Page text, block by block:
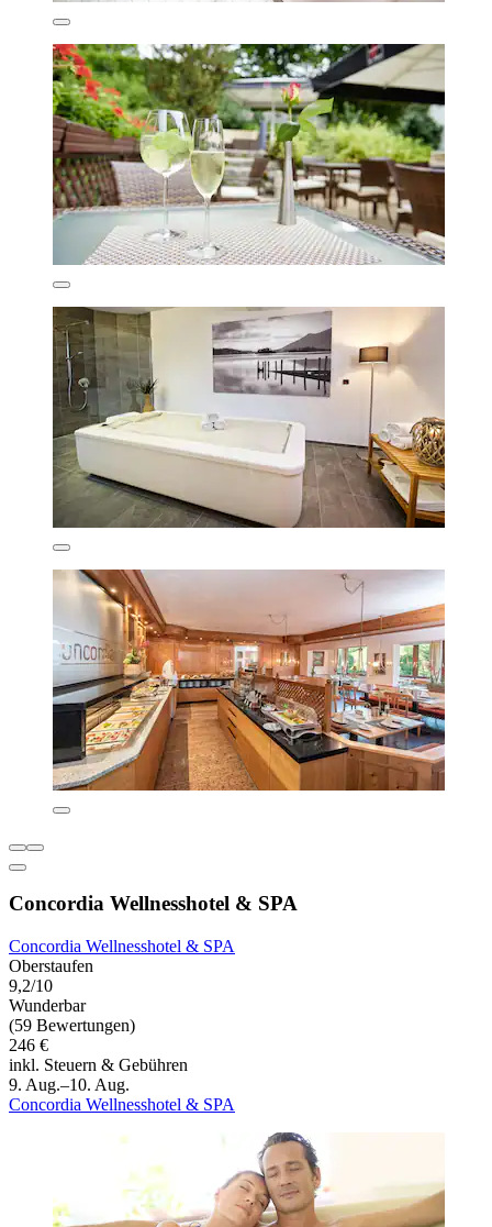
Concordia Wellnesshotel & SPA
Concordia Wellnesshotel & SPA
Oberstaufen
9,2/10
Wunderbar
(59 Bewertungen)
246 €
inkl. Steuern & Gebühren
9. Aug.–10. Aug.
Concordia Wellnesshotel & SPA